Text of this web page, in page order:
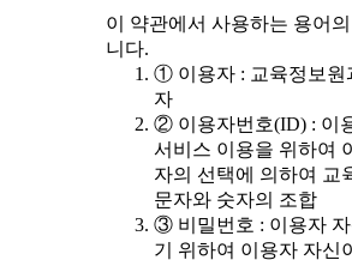
이 약관에서 사용하는 용어
니다.
① 이용자 : 교육정보원
자
② 이용자번호(ID) : 이
서비스 이용을 위하여
자의 선택에 의하여 교
문자와 숫자의 조합
③ 비밀번호 : 이용자
기 위하여 이용자 자신